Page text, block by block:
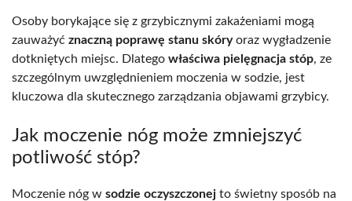
Osoby borykające się z grzybicznymi zakażeniami mogą
zauważyć znaczną poprawę stanu skóryoraz wygładzenie
dotkniętych miejsc. Dlatego właściwa pielęgnacja stóp, ze
szczególnym uwzględnieniem moczenia w sodzie, jest
kluczowa dla skutecznego zarządzania objawami grzybicy.
Jak moczenie nóg może zmniejszyć
potliwość stóp?
Moczenie nóg w sodzie oczyszczonej to świetny sposób na